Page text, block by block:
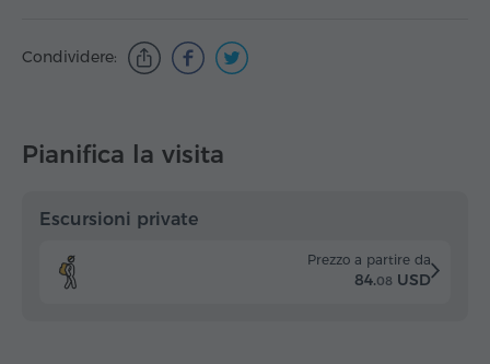
Condividere:
Pianifica la visita
Escursioni private
Prezzo a partire da
84.08 USD